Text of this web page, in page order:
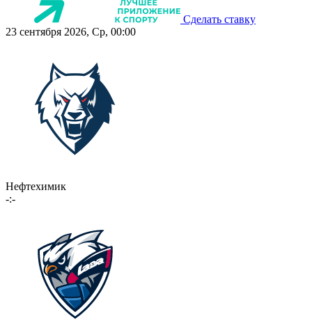
Сделать ставку
23 сентября 2026, Ср, 00:00
Нефтехимик
-:-